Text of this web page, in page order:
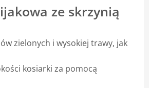
ze skrzynią
zielonych i wysokiej trawy, jak
kosiarki za pomocą